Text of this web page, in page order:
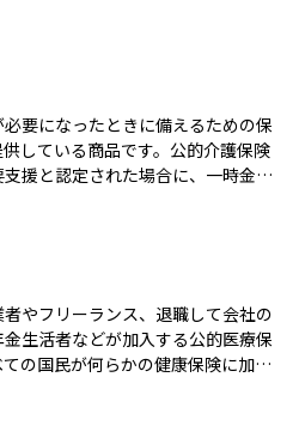
です。投資や資産運用を考える上
く発生するため、最低限の税負担
おくことが大切です。
要になったときに備えるための保
している商品です。公的介護保険
援と認定された場合に、一時金や
、老後の安心を支える備えとして
保障内容や保
とに大きく異なります。加入を検
条件をしっかり確認することが重
やフリーランス、退職して会社の
生活者などが加入する公的医療保
の国民が何らかの健康保険に加入